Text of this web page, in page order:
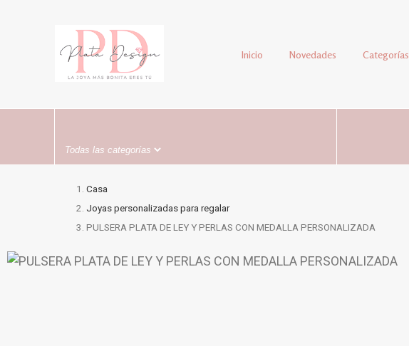
Inicio Novedades Categorías
Casa
Joyas personalizadas para regalar
PULSERA PLATA DE LEY Y PERLAS CON MEDALLA PERSONALIZADA